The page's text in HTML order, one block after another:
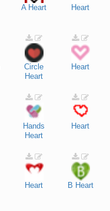
A Heart Heart
Circle
Heart
Heart
Hands
Heart
Heart
Heart B Heart